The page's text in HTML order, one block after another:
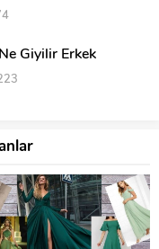
Giyilir Erkek